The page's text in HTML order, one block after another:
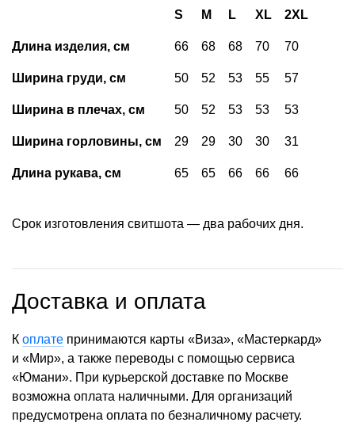
S M L XL 2XL
Длина изделия, см 66 68 68 70 70
Ширина груди, см 50 52 53 55 57
Ширина в плечах, см 50 52 53 53 53
Ширина горловины, см 29 29 30 30 31
Длина рукава, см 65 65 66 66 66
Срок изготовления свитшота — два рабочих дня.
Доставка и оплата
К оплате принимаются карты «Виза», «Мастеркард»
и «Мир», а также переводы с помощью сервиса
«Юмани». При курьерской доставке по Москве
возможна оплата наличными. Для организаций
предусмотрена оплата по безналичному расчету.